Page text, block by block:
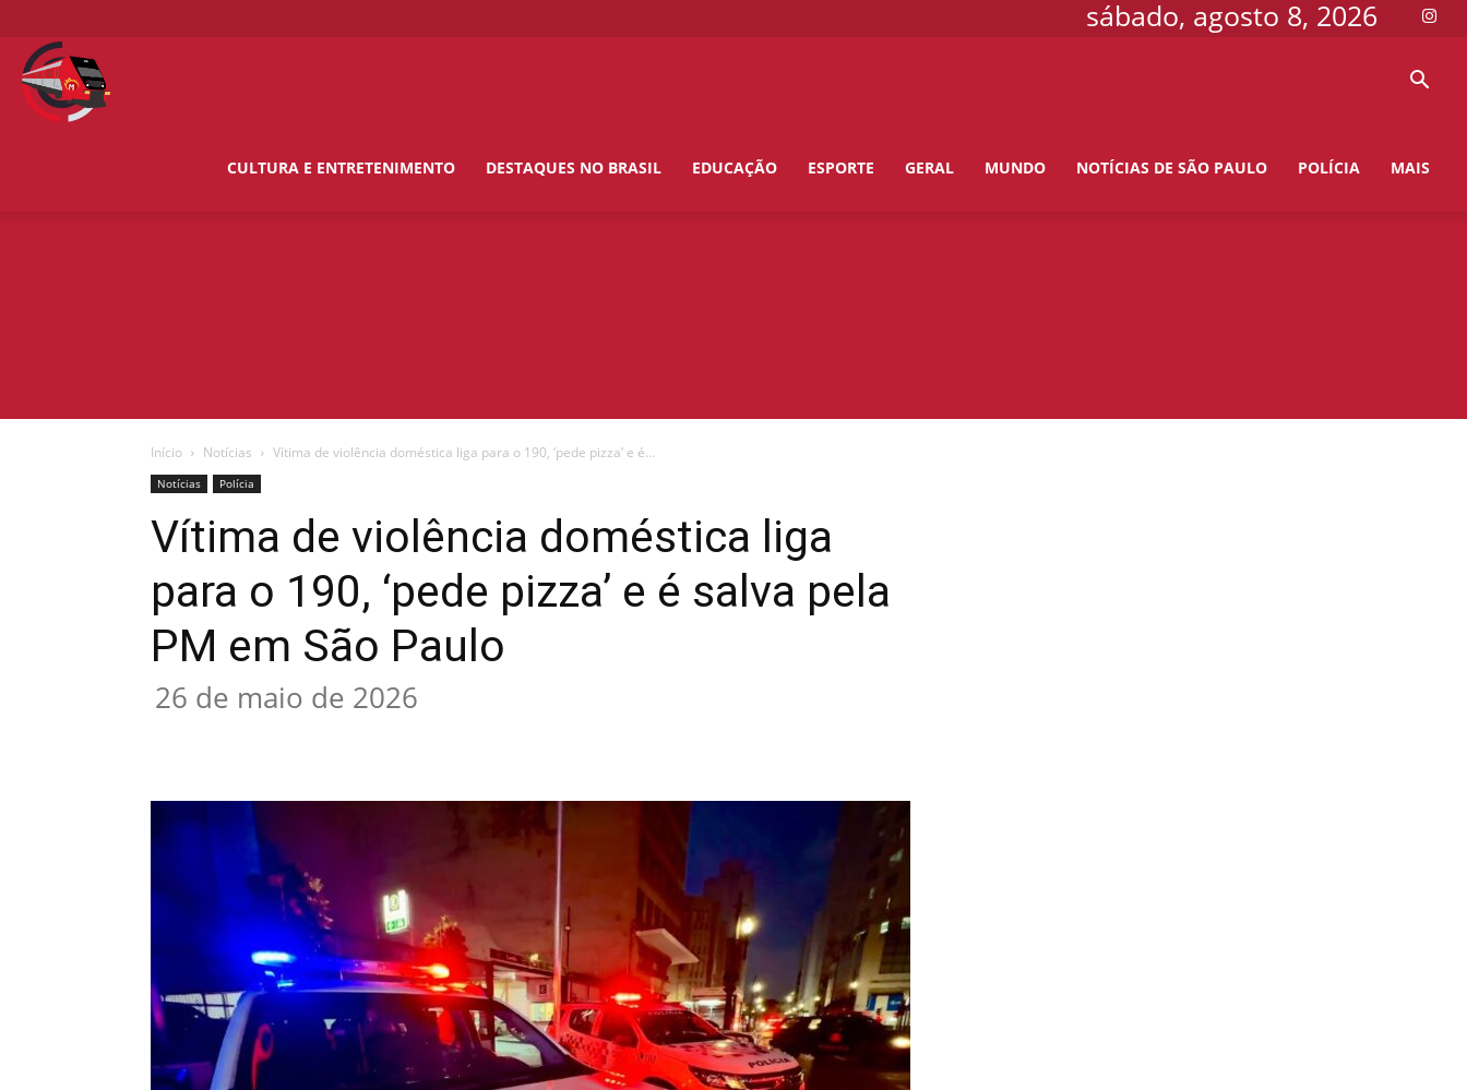
sábado, agosto 8, 2026
CULTURA E ENTRETENIMENTO DESTAQUES NO BRASIL EDUCAÇÃO ESPORTE GERAL MUNDO NOTÍCIAS DE SÃO PAULO POLÍCIA MAIS
Início Notícias Vítima de violência doméstica liga para o 190, ‘pede pizza’ e é...
Notícias Polícia
Vítima de violência doméstica liga
para o 190, ‘pede pizza’ e é salva pela
PM em São Paulo
26 de maio de 2026